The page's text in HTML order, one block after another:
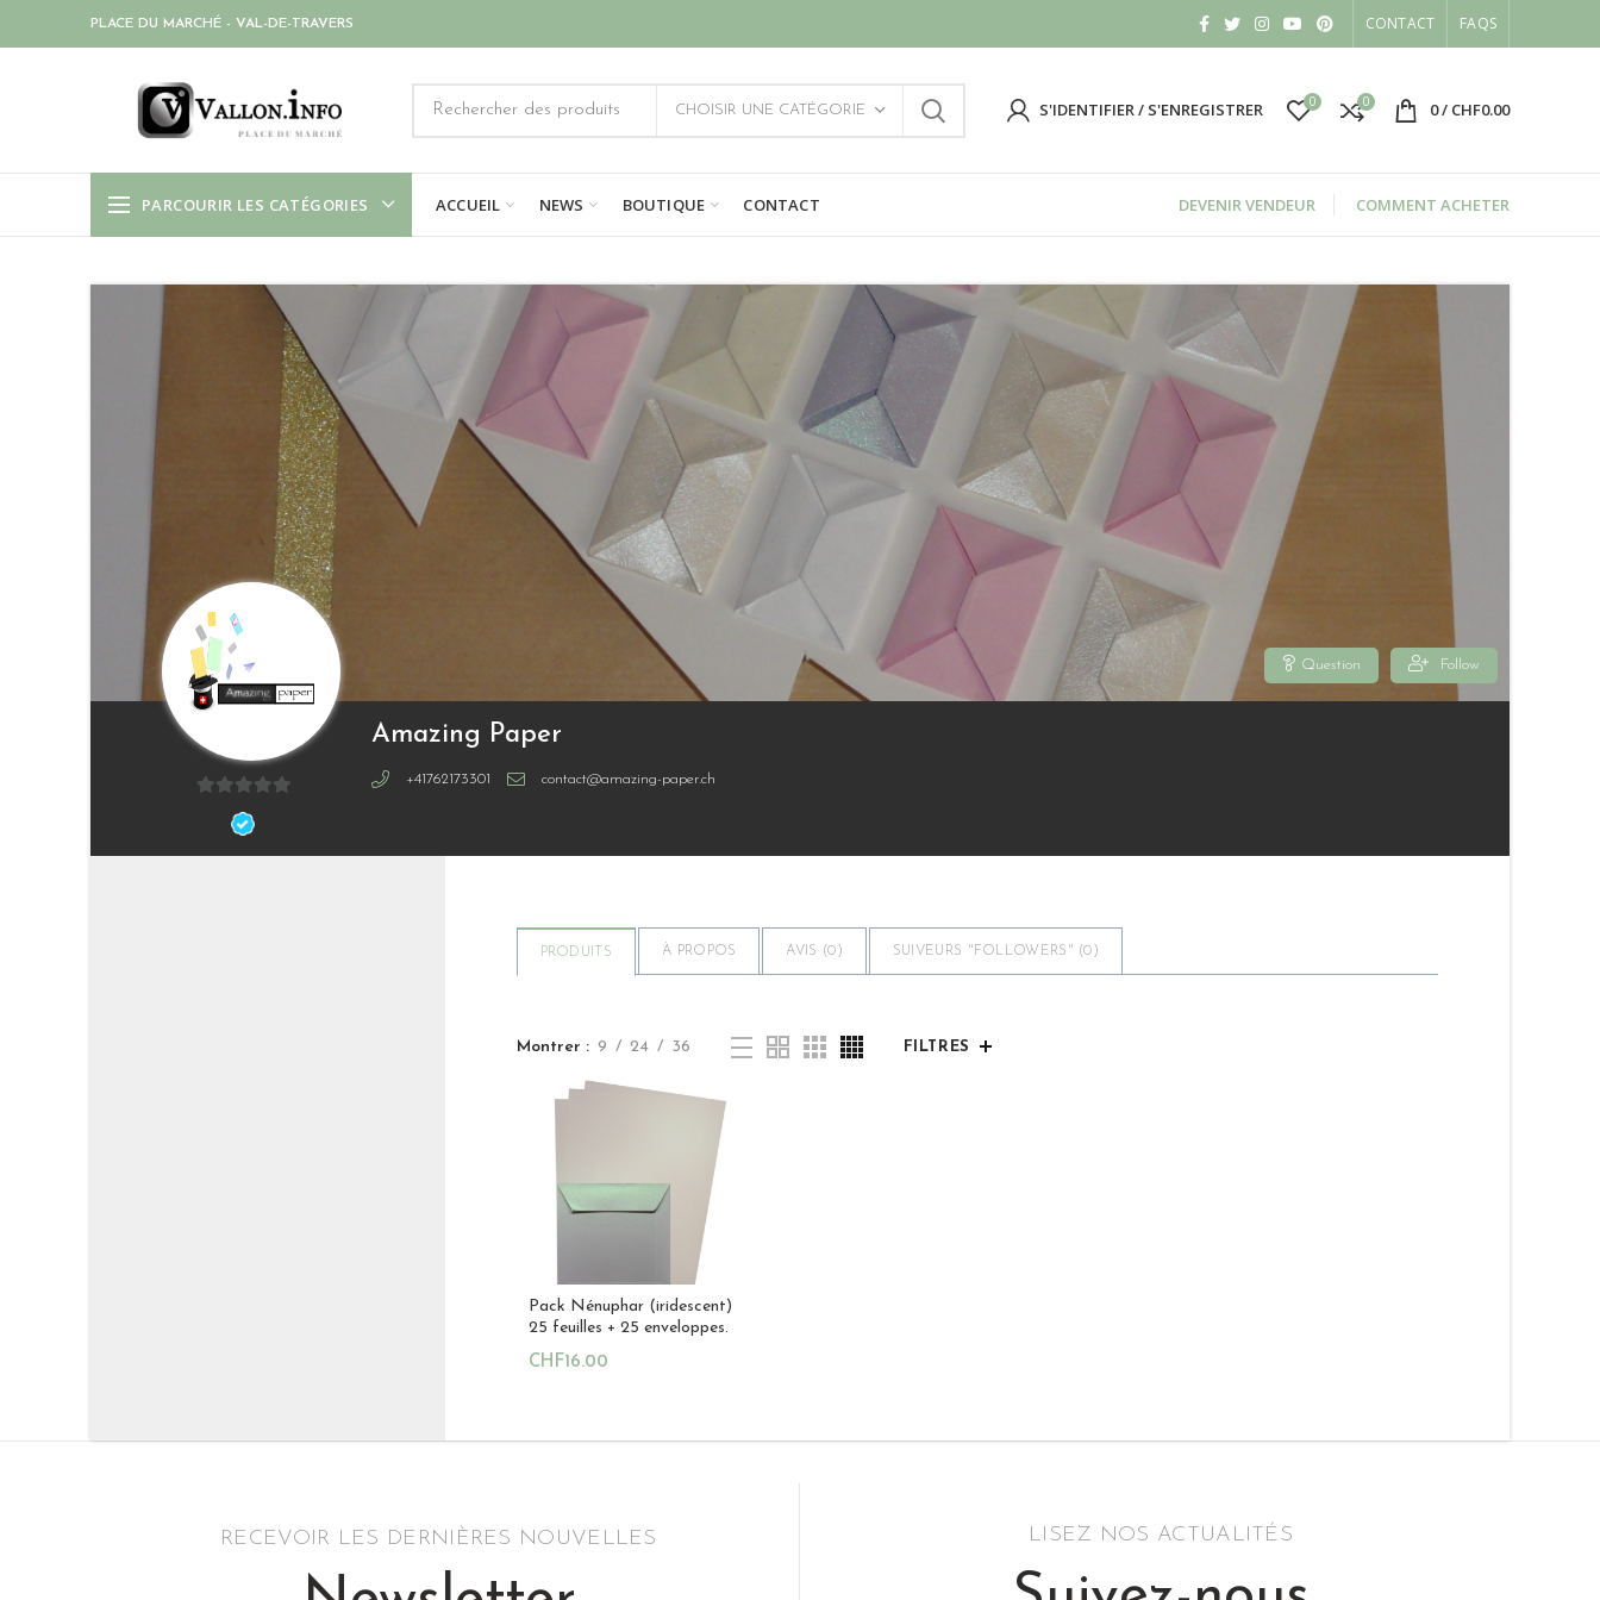
PLACE DU MARCHÉ - VAL-DE-TRAVERS CONTACT FAQS
CHOISIR UNE CATÉGORIE S'IDENTIFIER / S'ENREGISTRER 0 0 0/ CHF0.00
PARCOURIR LES CATÉGORIES ACCUEIL NEWS BOUTIQUE CONTACT DEVENIR VENDEUR COMMENT ACHETER
Amazing Paper
+41762173301 contact@amazing-paper.ch
Question Follow
PRODUITS À PROPOS AVIS (0 ) SUIVEURS "FOLLOWERS" (0 )
Montrer 9 24 36 FILTRES
Pack Nénuphar (iridescent)
25 feuilles + 25 enveloppes.
CHF16.00
RECEVOIR LES DERNIÈRES NOUVELLES LISEZ NOS ACTUALITÉS